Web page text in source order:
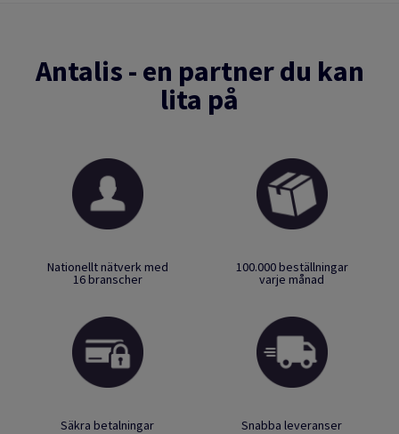
Antalis - en partner du kan
lita på
Nationellt nätverk med
16 branscher
100.000 beställningar
varje månad
Säkra betalningar Snabba leveranser